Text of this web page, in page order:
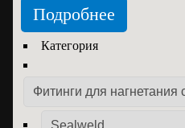
Подробнее
Категория